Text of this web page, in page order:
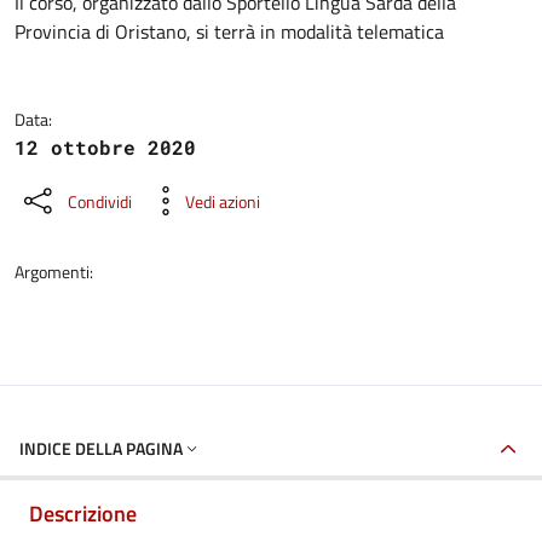
Provincia di Oristano, si terrà in modalità telematica
Data:
12 ottobre 2020
Condividi Vedi azioni
Argomenti:
INDICE DELLA PAGINA
Descrizione